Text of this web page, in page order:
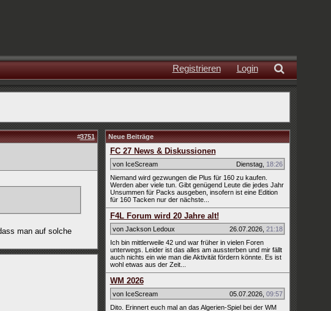
Login
Registrieren
#3751
man auf solche
Neue Beiträge
FC 27 News & Diskussionen
von IceScream Dienstag, 18:26
Niemand wird gezwungen die Plus für 160 zu kaufen.
Werden aber viele tun. Gibt genügend Leute die jedes Jahr
Unsummen für Packs ausgeben, insofern ist eine Edition
für 160 Tacken nur der nächste...
F4L Forum wird 20 Jahre alt!
von Jackson Ledoux 26.07.2026, 21:18
Ich bin mittlerweile 42 und war früher in vielen Foren
unterwegs. Leider ist das alles am aussterben und mir fällt
auch nichts ein wie man die Aktivität fördern könnte. Es ist
wohl etwas aus der Zeit...
WM 2026
von IceScream 05.07.2026, 09:57
Dito. Erinnert euch mal an das Algerien-Spiel bei der WM